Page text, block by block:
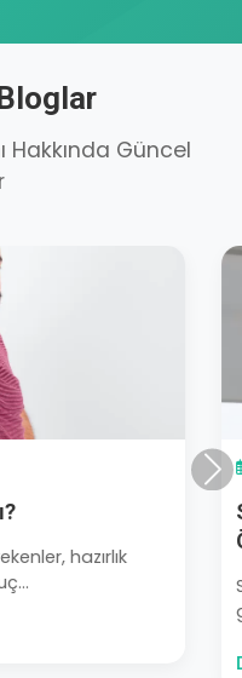
Hakkında Güncel
Yaşam Tarzı
stres yönetimi ve